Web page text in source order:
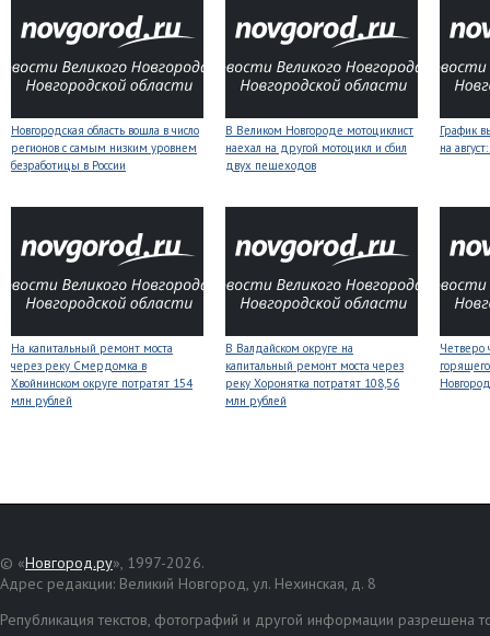
Новгородская область вошла в число
регионов с самым низким уровнем
безработицы в России
В Великом Новгороде мотоциклист
наехал на другой мотоцикл и сбил
двух пешеходов
График
на
На капитальный ремонт моста
через реку Смердомка в
Хвойнинском округе потратят 154
млн рублей
В Валдайском округе на
капитальный ремонт моста через
реку Хоронятка потратят 108,56
млн рублей
Четверо
© «Новгород.ру», 1997-2026.
Адрес редакции: Великий Новгород, ул. Нехинская, д. 8
Републикация текстов, фотографий и другой информации разрешена